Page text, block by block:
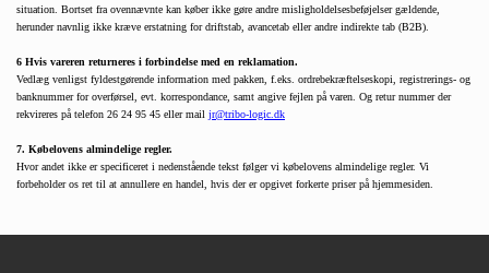
situation. Bortset fra ovennævnte kan køber ikke gøre andre misligholdelsesbeføjelser gældende,
herunder navnlig ikke kræve erstatning for driftstab, avancetab eller andre indirekte tab (B2B).
6 Hvis vareren returneres i forbindelse med en reklamation.
Vedlæg venligst fyldestgørende information med pakken, f.eks. ordrebekræftelseskopi, registrerings- og
banknummer for overførsel, evt. korrespondance, samt angive fejlen på varen. Og retur nummer der
rekvireres på telefon 26 24 95 45 eller mail jr@tribo-logic.dk
7. Købelovens almindelige regler.
Hvor andet ikke er specificeret i nedenstående tekst følger vi købelovens almindelige regler. Vi
forbeholder os ret til at annullere en handel, hvis der er opgivet forkerte priser på hjemmesiden.